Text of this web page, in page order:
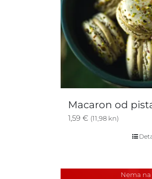
Macaron od
1,59 € (11,98 kn)
Nema na